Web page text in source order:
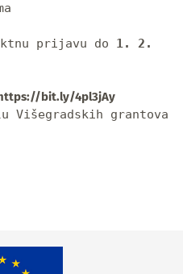
prijavu do 1. 2.
bit.ly/4pl3jAy
Višegradskih grantova